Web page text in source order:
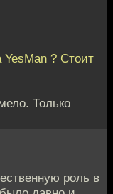
? Стоит
Только
роль в